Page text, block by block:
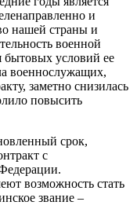
и
нашей страны и
военной
бытовых условий ее
военнослужащих,
заметно снизилась
повысить
срок,
с
возможность стать
звание –